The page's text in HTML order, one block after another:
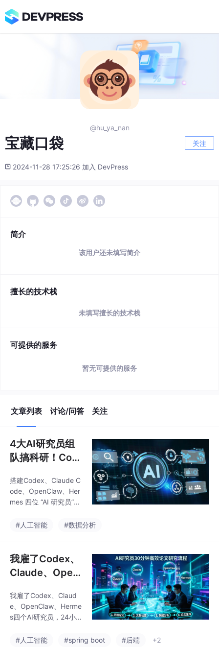
@hu_ya_nan
宝藏口袋 关注
2024-11-28 17:25:26 加入 DevPress
简介
该用户还未填写简介
擅长的技术栈
未填写擅长的技术栈
可提供的服务
暂无可提供的服务
文章列表 讨论/问答 关注
4大AI研究员组
队搞科研！Cod
de、OpenCla
w、Hermes四
成的可迭代、可
团队
搭建Codex、Claude C
ode、OpenClaw、Her
mes 四位 “AI 研究员”协
集、PDF 解析、数据建
分析、成果传播全科研
流程，搭配 Obsidian
知识库实现能力迭代，
自动化 AI 科研工作体
系。配套全套模板与知
识库，学完可直接落地
#人工智能 #数据分析
我雇了Codex、
Claude、Open
四个AI研究员，
24小时在线，3
程——我把这套
我雇了Codex、Claud
e、OpenClaw、Herme
s四个AI研究员，24小
全流程——我把这套系
#人工智能 #spring boot #后端 +2